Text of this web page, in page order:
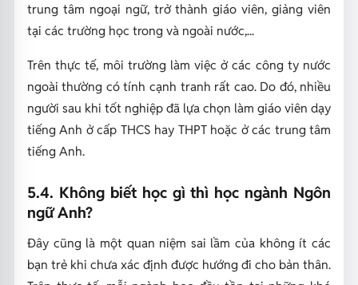
trung tâm ngoại ngữ, trở thành giáo viên, giảng viên
tại các trường học trong và ngoài nước,...
Trên thực tế, môi trường làm việc ở các công ty nước
ngoài thường có tính cạnh tranh rất cao. Do đó, nhiều
người sau khi tốt nghiệp đã lựa chọn làm giáo viên dạy
tiếng Anh ở cấp THCS hay THPT hoặc ở các trung tâm
tiếng Anh.
5.4. Không biết học gì thì học ngành Ngôn
ngữ Anh?
Đây cũng là một quan niệm sai lầm của không ít các
bạn trẻ khi chưa xác định được hướng đi cho bản thân.